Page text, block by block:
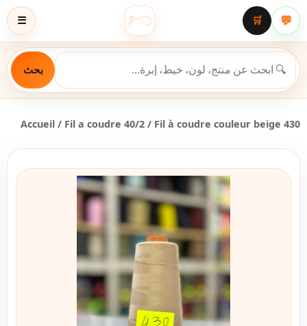
☰ 💬
🛒
بحث
Accueil / Fil a coudre 40/2 / Fil à coudre couleur beige 430